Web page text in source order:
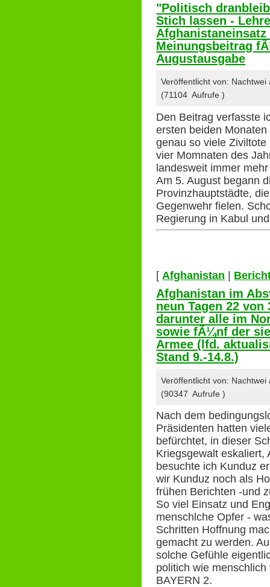
"Politisch
Stich lassen -
Meinungsbeitrag
Augustausgabe
Veröffentlicht von:
(71104 Aufrufe )
Den Beitrag verfasste
ersten beiden
genau so viele
vier Momnaten des
landesweit immer
Am 5. August begann
Provinzhauptstädte,
Gegenwehr fielen.
Regierung in Kabul
[Afghanistan
Afghanistan im
neun Tagen 22
darunter alle im
sowie fÃ¼nf der
Armee (lfd.
Stand 9.-14.8.)
Veröffentlicht von:
(90347 Aufrufe )
Nach dem
Präsidenten hatten
befürchtet, in dieser
Kriegsgewalt eskaliert,
besuchte ich Kunduz
wir Kunduz noch als
frühen Berichten -und
So viel Einsatz und
menschlche Opfer -
Schritten Hoffnung
gemacht zu werden.
solche Gefühle
politich wie
BAYERN 2.